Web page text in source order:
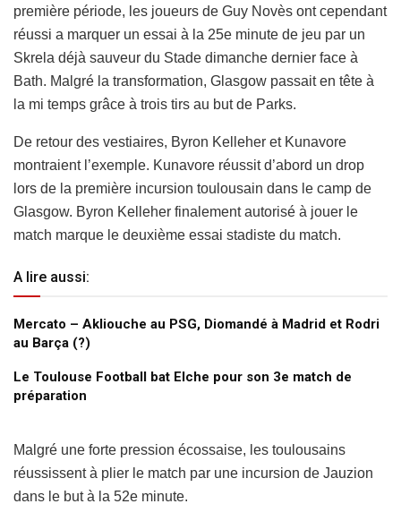
première période, les joueurs de Guy Novès ont cependant
réussi a marquer un essai à la 25e minute de jeu par un
Skrela déjà sauveur du Stade dimanche dernier face à
Bath. Malgré la transformation, Glasgow passait en tête à
la mi temps grâce à trois tirs au but de Parks.
De retour des vestiaires, Byron Kelleher et Kunavore
montraient l’exemple. Kunavore réussit d’abord un drop
lors de la première incursion toulousain dans le camp de
Glasgow. Byron Kelleher finalement autorisé à jouer le
match marque le deuxième essai stadiste du match.
A lire aussi:
Mercato – Akliouche au PSG, Diomandé à Madrid et Rodri
au Barça (?)
Le Toulouse Football bat Elche pour son 3e match de
préparation
Malgré une forte pression écossaise, les toulousains
réussissent à plier le match par une incursion de Jauzion
dans le but à la 52e minute.